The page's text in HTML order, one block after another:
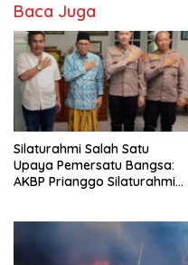
Baca Juga
Silaturahmi Salah Satu
Upaya Pemersatu Bangsa:
AKBP Prianggo Silaturahmi